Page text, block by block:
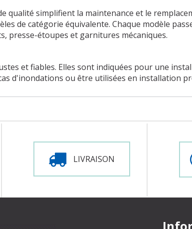
qualité simplifient la maintenance et le
de catégorie équivalente. Chaque modèle
presse-étoupes et garnitures mécaniques.
et fiables. Elles sont indiquées pour une
d'inondations ou être utilisées en installation
LIVRAISON